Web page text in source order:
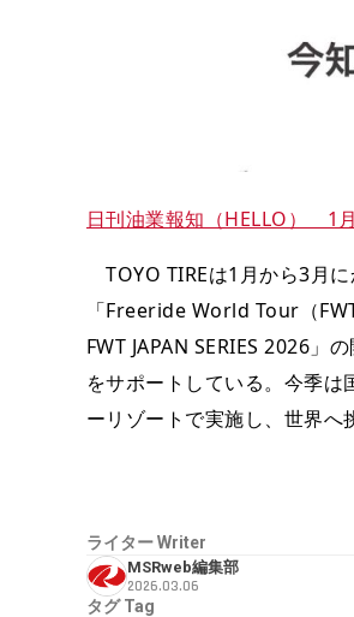
日刊油業報知（HELLO） 1
TOYO TIREは1月から3月
「Freeride World Tour（
FWT JAPAN SERIES 2026」
をサポートしている。今季
ーリゾートで実施し、世界へ
ライターWriter
MSRweb編集部
2026.03.06
タグTag